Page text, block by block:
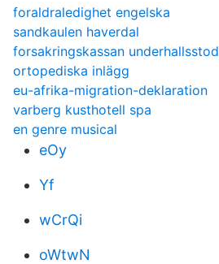
foraldraledighet engelska
sandkaulen haverdal
forsakringskassan underhallsstod
ortopediska inlägg
eu-afrika-migration-deklaration
varberg kusthotell spa
en genre musical
eOy
Yf
wCrQi
oWtwN